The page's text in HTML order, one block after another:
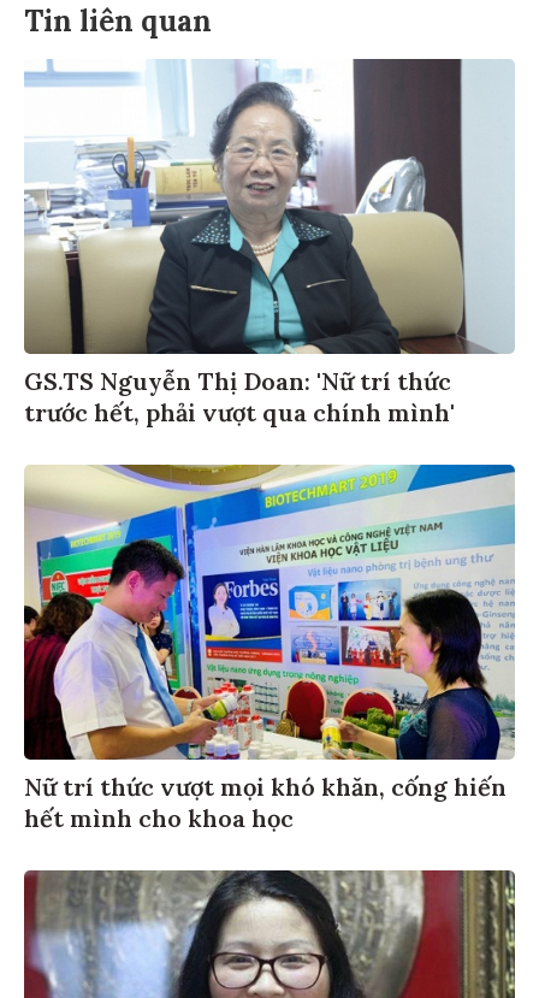
Tin liên quan
GS.TS Nguyễn Thị Doan: 'Nữ trí thức
trước hết, phải vượt qua chính mình'
Nữ trí thức vượt mọi khó khăn, cống hiến
hết mình cho khoa học